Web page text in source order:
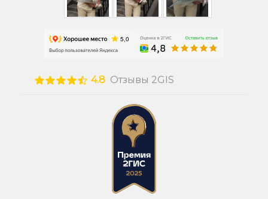
4.8 Отзывы 2GIS